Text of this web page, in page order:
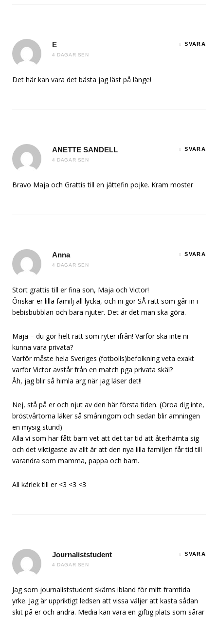
E
4 DAGAR SEN
SVARA
Det här kan vara det bästa jag läst på länge!
ANETTE SANDELL
4 DAGAR SEN
SVARA
Bravo Maja och Grattis till en jättefin pojke. Kram moster
Anna
4 DAGAR SEN
SVARA
Stort grattis till er fina son, Maja och Victor!
Önskar er lilla familj all lycka, och ni gör SÅ rätt som går in i
bebisbubblan och bara njuter. Det är det man ska göra.
Maja – du gör helt rätt som ryter ifrån! Varför ska inte ni
kunna vara privata?
Varför måste hela Sveriges (fotbolls)befolkning veta exakt
varför Victor avstår från en match pga privata skäl?
Åh, jag blir så himla arg när jag läser det!!
Nej, stå på er och njut av den här första tiden. (Oroa dig inte,
bröstvårtorna läker så småningom och sedan blir amningen
en mysig stund)
Alla vi som har fått barn vet att det tar tid att återhämta sig
och det viktigaste av allt är att den nya lilla familjen får tid till
varandra som mamma, pappa och barn.
All kärlek till er <3 <3 <3
Journaliststudent
4 DAGAR SEN
SVARA
Jag som journaliststudent skäms ibland för mitt framtida
yrke. Jag är uppriktigt ledsen att vissa väljer att kasta sådan
skit på er och andra. Media kan vara en giftig plats som sårar